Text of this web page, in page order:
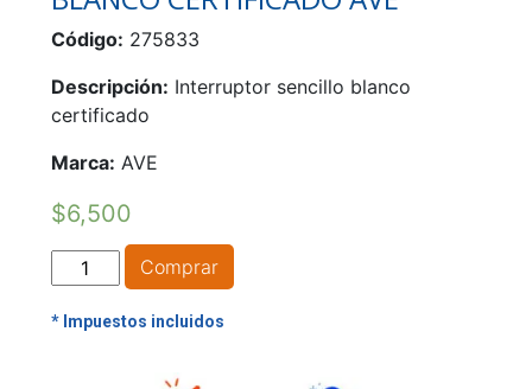
Código: 275833
Descripción: Interruptor sencillo blanco
certificado
Marca: AVE
$6,500
INTERRUPTOR
SENCILLO
BLANCO
Comprar